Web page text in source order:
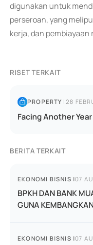
digunakan untuk
perseroan, yang
kerja, dan
RISET TERKAIT
PROPERTY|28
Facing Another
BERITA TERKAIT
EKONOMI BISNIS |07
BPKH DAN BANK
GUNA
EKONOMI BISNIS |07